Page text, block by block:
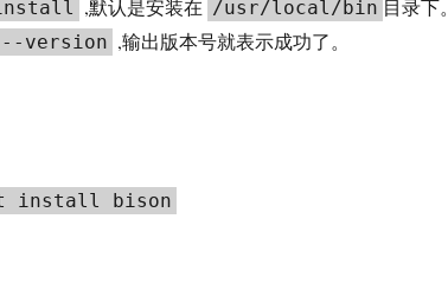
install ,默认是安装在 /usr/local/bin 目录下。
version ,输出版本号就表示成功了。
install bison